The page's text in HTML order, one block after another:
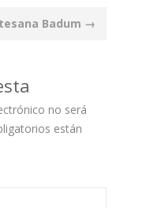
Badum →
no será
están